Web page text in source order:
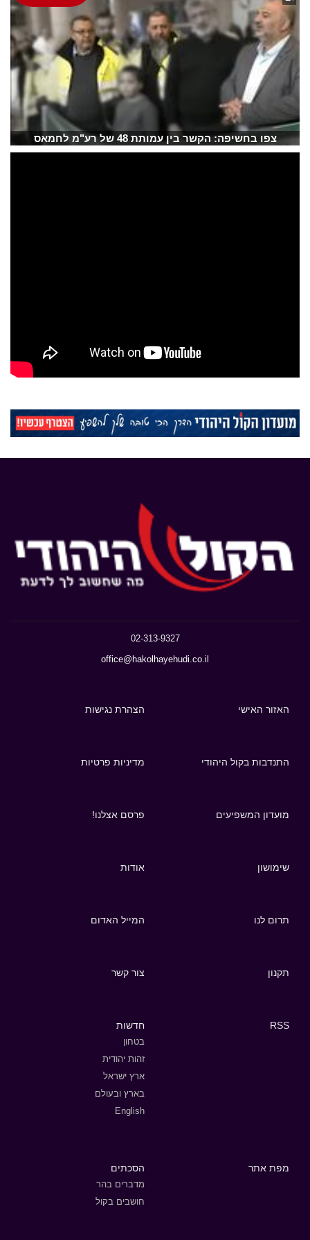
צפו בחשיפה: הקשר בין עמותת 48 של רע"מ לחמאס
02-313-9327
office@hakolhayehudi.co.il
האזור האישי הצהרת נגישות
התנדבות בקול היהודי מדיניות פרטיות
מועדון המשפיעים פרסם אצלנו!
שימושון אודות
תרום לנו המייל האדום
תקנון צור קשר
RSS חדשות
בטחון
זהות יהודית
ארץ ישראל
בארץ ובעולם
English
מפת אתר הסכתים
מדברים בהר
חושבים בקול